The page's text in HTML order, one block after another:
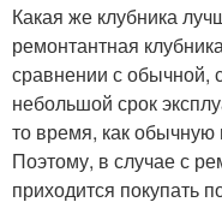
Какая же клубника
ремонтантная
сравнении с обычной,
небольшой срок
то время, как
Поэтому, в случае с
приходится покупать